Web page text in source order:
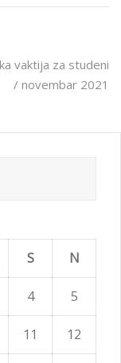
vaktija za studeni
/ novembar 2021
S N
4 5
11 12